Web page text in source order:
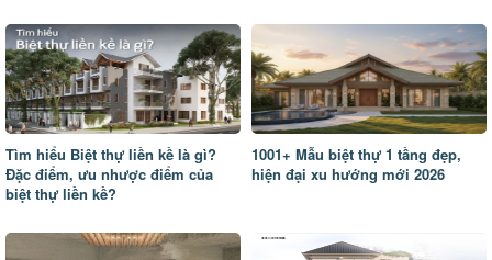
Tìm hiểu Biệt thự liền kề là gì?
Đặc điểm, ưu nhược điểm của
biệt thự liền kề?
1001+ Mẫu biệt thự 1 tầng đẹp,
hiện đại xu hướng mới 2026